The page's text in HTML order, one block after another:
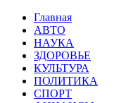
Главная
АВТО
НАУКА
ЗДОРОВЬЕ
КУЛЬТУРА
ПОЛИТИКА
СПОРТ